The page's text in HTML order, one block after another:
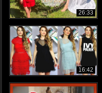
26:33
16:42